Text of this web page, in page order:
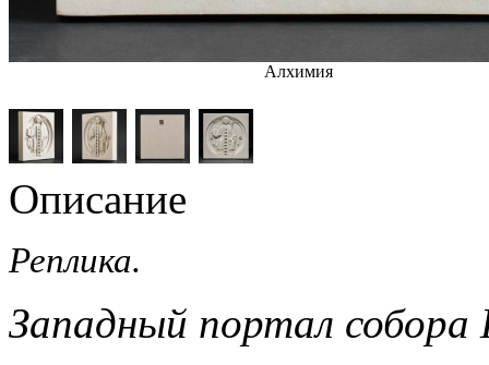
Алхимия
Описание
Реплика.
Западный портал